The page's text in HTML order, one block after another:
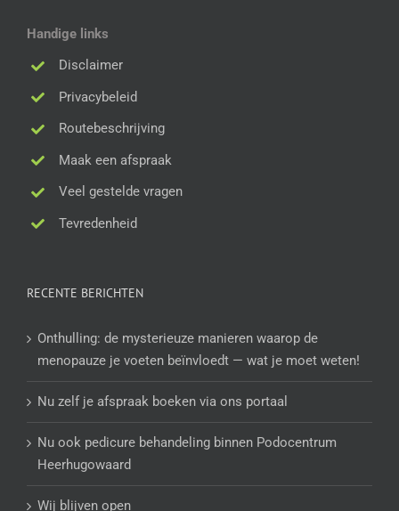
Handige links
Disclaimer
Privacybeleid
Routebeschrijving
Maak een afspraak
Veel gestelde vragen
Tevredenheid
RECENTE BERICHTEN
Onthulling: de mysterieuze manieren waarop de
menopauze je voeten beïnvloedt — wat je moet weten!
Nu zelf je afspraak boeken via ons portaal
Nu ook pedicure behandeling binnen Podocentrum
Heerhugowaard
Wij blijven open